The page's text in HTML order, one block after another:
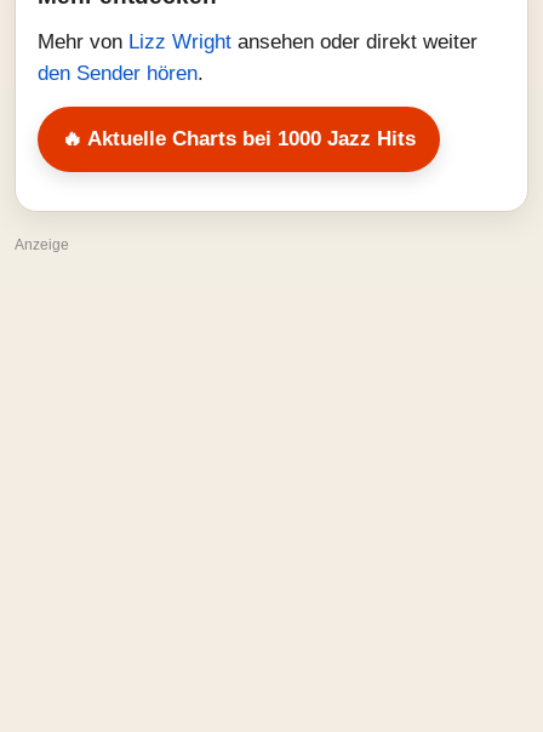
Mehr von Lizz Wright ansehen oder direkt weiter
den Sender hören.
🔥 Aktuelle Charts bei 1000 Jazz Hits
Anzeige